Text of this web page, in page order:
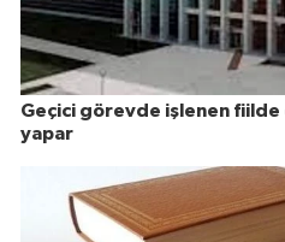
Geçici görevde işlenen fiilde
yapar